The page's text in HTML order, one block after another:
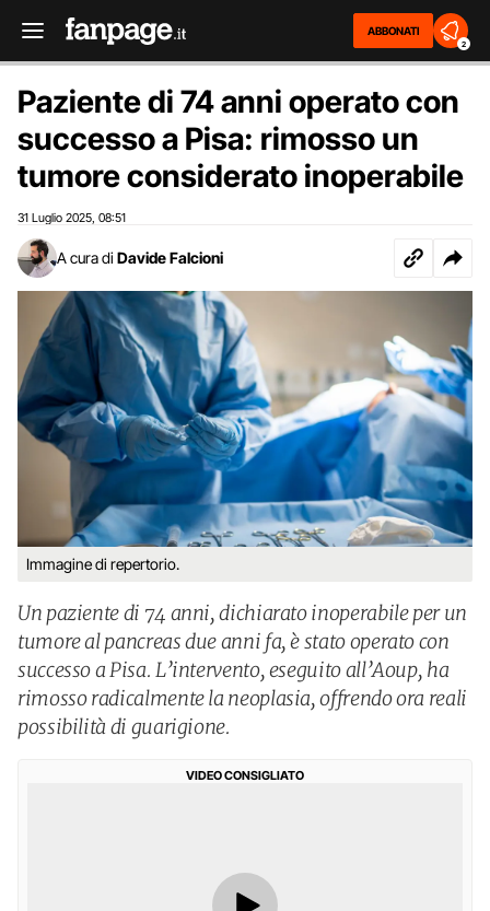
ABBONATI
2
Paziente di 74 anni operato con
successo a Pisa: rimosso un
tumore considerato inoperabile
31 Luglio 2025 08:51
A cura di Davide Falcioni
Immagine di repertorio.
Un paziente di 74 anni, dichiarato inoperabile per un
tumore al pancreas due anni fa, è stato operato con
successo a Pisa. L’intervento, eseguito all’Aoup, ha
rimosso radicalmente la neoplasia, offrendo ora reali
possibilità di guarigione.
VIDEO CONSIGLIATO